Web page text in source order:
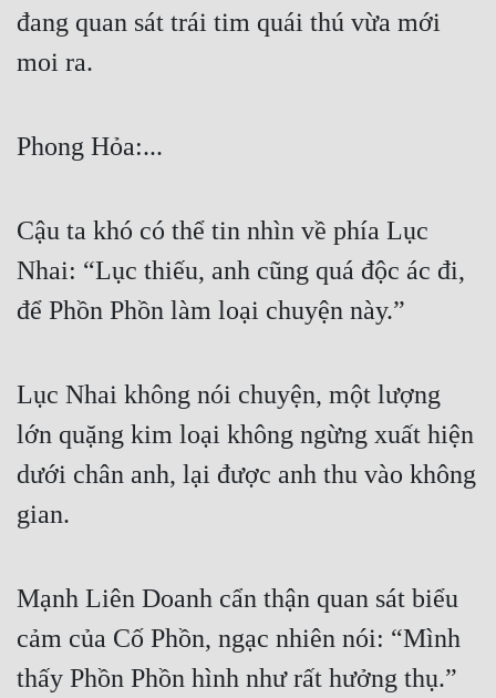
đang quan sát trái tim quái thú vừa mới
moi ra.
Phong Hỏa:...
Cậu ta khó có thể tin nhìn về phía Lục
Nhai: “Lục thiếu, anh cũng quá độc ác đi,
để Phồn Phồn làm loại chuyện này.”
Lục Nhai không nói chuyện, một lượng
lớn quặng kim loại không ngừng xuất hiện
dưới chân anh, lại được anh thu vào không
gian.
Mạnh Liên Doanh cẩn thận quan sát biểu
cảm của Cố Phồn, ngạc nhiên nói: “Mình
thấy Phồn Phồn hình như rất hưởng thụ.”